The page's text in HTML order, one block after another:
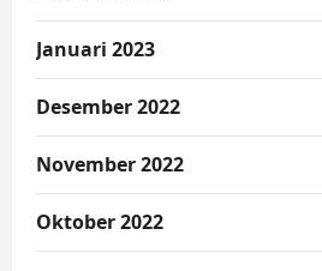
Januari 2023
Desember 2022
November 2022
Oktober 2022